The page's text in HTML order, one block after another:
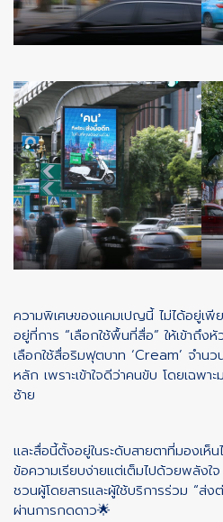
ความพิเศษของแคมเปญนี้ ไม่ได้อยู่เ
อยู่ที่การ “เลือกใช้พื้นที่สื่อ” ให้เข้าถึง
เลือกใช้สื่อริมฟุตบาท ‘Cream’ จำน
หลัก เพราะเข้าใจดีว่าคนขับ โดยเฉพา
ซ้าย
และสื่อนี้ตั้งอยู่ในระดับสายตาที่มองเห็
ข้อความเรียบง่ายแต่เต็มไปด้วยพลัง
ชวนผู้โดยสารและผู้ใช้บริการร่วม “ส่
ผ่านการกดดาว🌟